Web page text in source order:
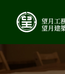
content